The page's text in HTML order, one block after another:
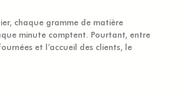
chaque gramme de matière
minute comptent. Pourtant, entre
et l’accueil des clients, le